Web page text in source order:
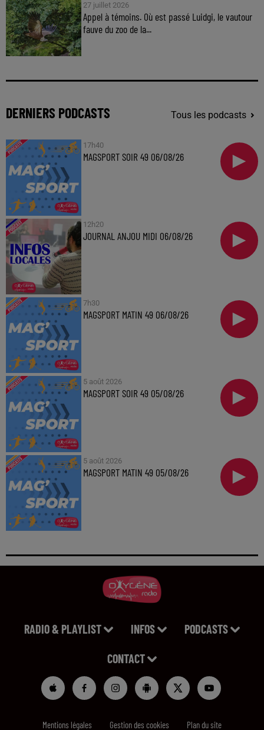
27 juillet 2026
Appel à témoins. Où est passé Luidgi, le vautour
fauve du zoo de la...
DERNIERS PODCASTS Tous les podcasts
17h40
MAGSPORT SOIR 49 06/08/26
12h20
JOURNAL ANJOU MIDI 06/08/26
7h30
MAGSPORT MATIN 49 06/08/26
5 août 2026
MAGSPORT SOIR 49 05/08/26
5 août 2026
MAGSPORT MATIN 49 05/08/26
RADIO & PLAYLIST INFOS PODCASTS
CONTACT
Mentions légales Gestion des cookies Plan du site